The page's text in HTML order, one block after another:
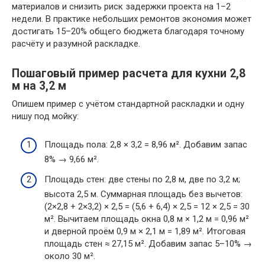
материалов и снизить риск задержки проекта на 1–2
недели. В практике небольших ремонтов экономия может
достигать 15–20% общего бюджета благодаря точному
расчёту и разумной раскладке.
Пошаговый пример расчета для кухни 2,8
м на 3,2 м
Опишем пример с учётом стандартной раскладки и одну
нишу под мойку:
Площадь пола: 2,8 × 3,2 = 8,96 м². Добавим запас
8% → 9,66 м².
Площадь стен: две стены по 2,8 м, две по 3,2 м;
высота 2,5 м. Суммарная площадь без вычетов:
(2×2,8 + 2×3,2) × 2,5 = (5,6 + 6,4) × 2,5 = 12 × 2,5 = 30
м². Вычитаем площадь окна 0,8 м × 1,2 м = 0,96 м²
и дверной проём 0,9 м × 2,1 м = 1,89 м². Итоговая
площадь стен ≈ 27,15 м². Добавим запас 5–10% →
около 30 м².